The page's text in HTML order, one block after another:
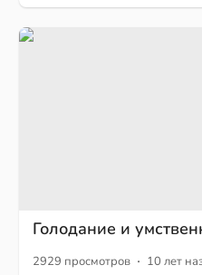
Голодание и
2929 просмотров · 10 лет